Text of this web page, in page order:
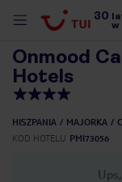
30
w
Onmood
Hotels
HISZPANIA MAJORKA
KOD HOTELU PMI73056